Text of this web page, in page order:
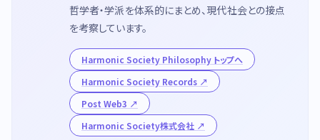
哲学者・学派を体系的にまとめ、現代社会との接点
を考察しています。
Harmonic Society Philosophy トップへ
Harmonic Society Records
Post Web3
Harmonic Society株式会社